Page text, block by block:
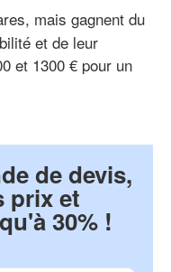
mais gagnent du
et de leur
et 1300 € pour un
de devis,
prix et
30% !